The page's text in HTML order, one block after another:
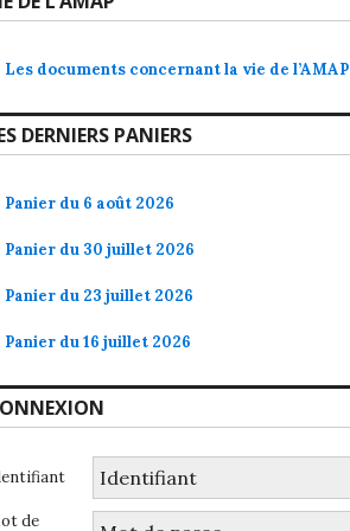
Les documents concernant la vie de l’AMAP
DERNIERS PANIERS
Panier du 6 août 2026
Panier du 30 juillet 2026
Panier du 23 juillet 2026
Panier du 16 juillet 2026
de